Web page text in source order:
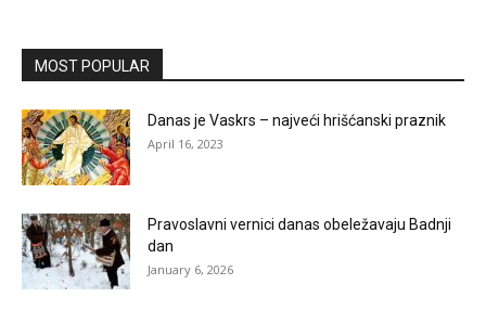
MOST POPULAR
Danas je Vaskrs – najveći hrišćanski praznik
April 16, 2023
Pravoslavni vernici danas obeležavaju Badnji
dan
January 6, 2026